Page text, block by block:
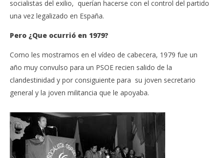
socialistas del exilio, querían hacerse con el control del partido
una vez legalizado en España.
Pero ¿Que ocurrió en 1979?
Como les mostramos en el vídeo de cabecera, 1979 fue un
año muy convulso para un PSOE recien salido de la
clandestinidad y por consiguiente para su joven secretario
general y la joven militancia que le apoyaba.